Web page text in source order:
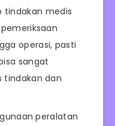
tindakan medis
operasi, pasti
sangat
tindakan dan
peralatan